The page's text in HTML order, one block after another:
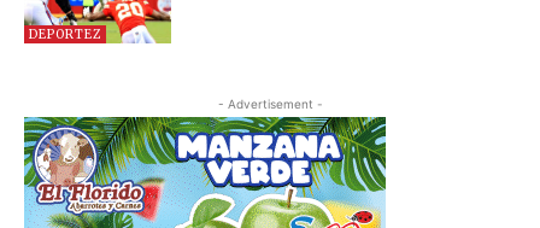
DEPORTEZ
- Advertisement -